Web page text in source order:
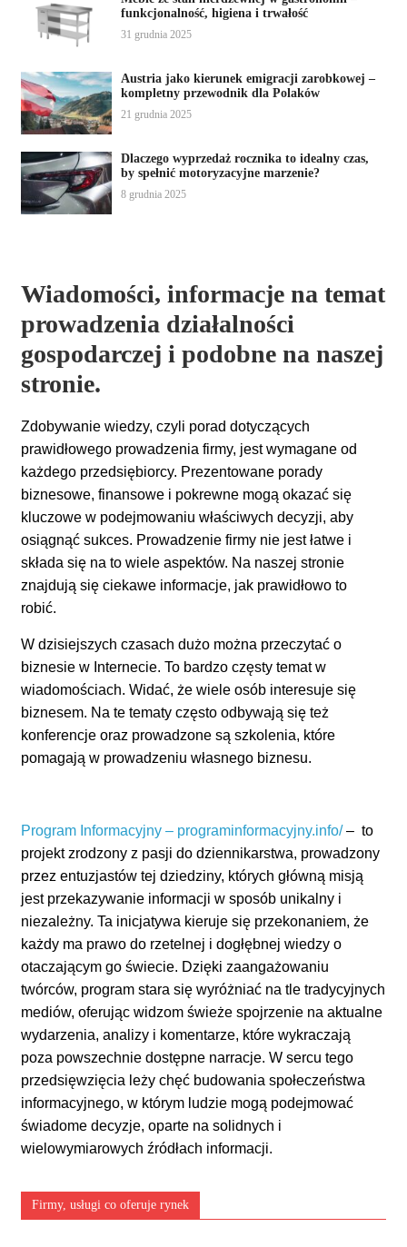
funkcjonalność, higiena i trwałość
31 grudnia 2025
Austria jako kierunek emigracji zarobkowej –
kompletny przewodnik dla Polaków
21 grudnia 2025
Dlaczego wyprzedaż rocznika to idealny czas,
by spełnić motoryzacyjne marzenie?
8 grudnia 2025
Wiadomości, informacje na temat
prowadzenia działalności
gospodarczej i podobne na naszej
stronie.
Zdobywanie wiedzy, czyli porad dotyczących
prawidłowego prowadzenia firmy, jest wymagane od
każdego przedsiębiorcy. Prezentowane porady
biznesowe, finansowe i pokrewne mogą okazać się
kluczowe w podejmowaniu właściwych decyzji, aby
osiągnąć sukces. Prowadzenie firmy nie jest łatwe i
składa się na to wiele aspektów. Na naszej stronie
znajdują się ciekawe informacje, jak prawidłowo to
robić.
W dzisiejszych czasach dużo można przeczytać o
biznesie w Internecie. To bardzo częsty temat w
wiadomościach. Widać, że wiele osób interesuje się
biznesem. Na te tematy często odbywają się też
konferencje oraz prowadzone są szkolenia, które
pomagają w prowadzeniu własnego biznesu.
Program Informacyjny – programinformacyjny.info/– to
projekt zrodzony z pasji do dziennikarstwa, prowadzony
przez entuzjastów tej dziedziny, których główną misją
jest przekazywanie informacji w sposób unikalny i
niezależny. Ta inicjatywa kieruje się przekonaniem, że
każdy ma prawo do rzetelnej i dogłębnej wiedzy o
otaczającym go świecie. Dzięki zaangażowaniu
twórców, program stara się wyróżniać na tle tradycyjnych
mediów, oferując widzom świeże spojrzenie na aktualne
wydarzenia, analizy i komentarze, które wykraczają
poza powszechnie dostępne narracje. W sercu tego
przedsięwzięcia leży chęć budowania społeczeństwa
informacyjnego, w którym ludzie mogą podejmować
świadome decyzje, oparte na solidnych i
wielowymiarowych źródłach informacji.
Firmy, usługi co oferuje rynek